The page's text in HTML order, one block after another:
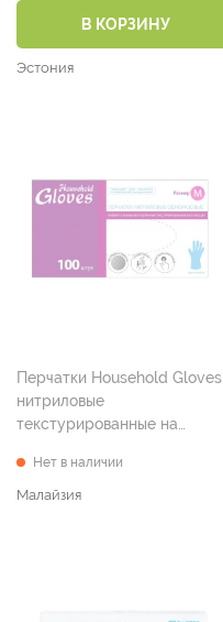
В КОРЗИНУ
Эстония
Перчатки Household Gloves
нитриловые
текстурированные на
Нет в наличии
Малайзия